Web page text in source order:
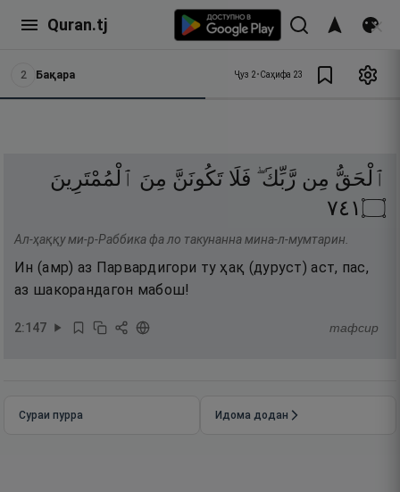
Quran.tj
2 Бақара Ҷуз 2•Саҳифа 23
ٱلْحَقُّ مِن رَّبِّكَ ۖ فَلَا تَكُونَنَّ مِنَ ٱلْمُمْتَرِينَ
۝١٤٧
Ал-ҳаққу ми-р-Раббика фа ло такунанна мина-л-мумтарин.
Ин (амр) аз Парвардигори ту ҳақ (дуруст) аст, пас,
аз шакорандагон мабош!
2:147 тафсир
Сураи пурра Идома додан